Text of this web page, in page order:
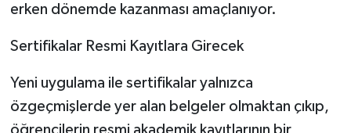
erken dönemde kazanması amaçlanıyor.
Sertifikalar Resmi Kayıtlara Girecek
Yeni uygulama ile sertifikalar yalnızca
özgeçmişlerde yer alan belgeler olmaktan çıkıp,
öğrencilerin resmi akademik kayıtlarının bir